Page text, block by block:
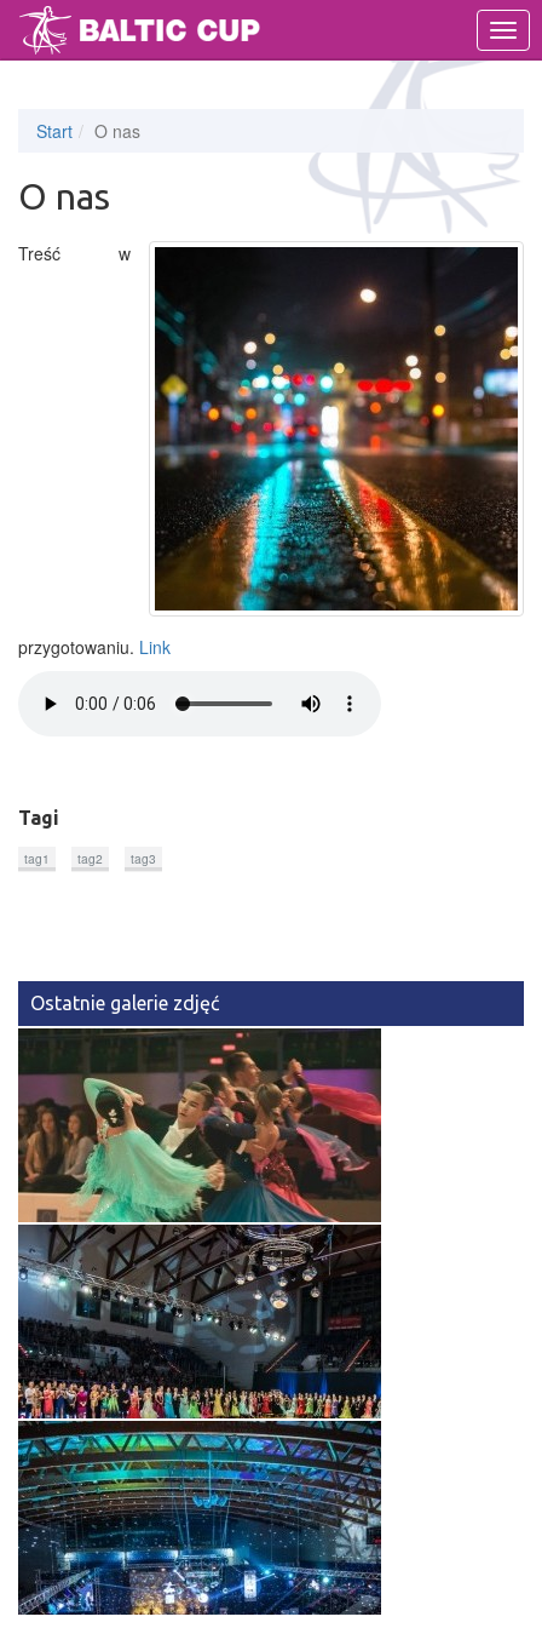
Start O nas
O nas
Treść w
przygotowaniu. Link
Tagi
tag1 tag2 tag3
Ostatnie galerie zdjęć